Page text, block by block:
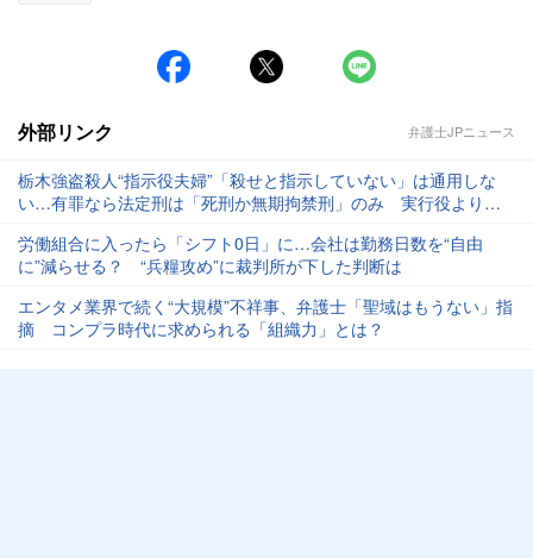
外部リンク 弁護士JPニュース
栃木強盗殺人“指示役夫婦”「殺せと指示していない」は通用しな
い…有罪なら法定刑は「死刑か無期拘禁刑」のみ 実行役より量
労働組合に入ったら「シフト0日」に…会社は勤務日数を“自由
に”減らせる？ “兵糧攻め”に裁判所が下した判断は
エンタメ業界で続く“大規模”不祥事、弁護士「聖域はもうない」指
摘 コンプラ時代に求められる「組織力」とは？